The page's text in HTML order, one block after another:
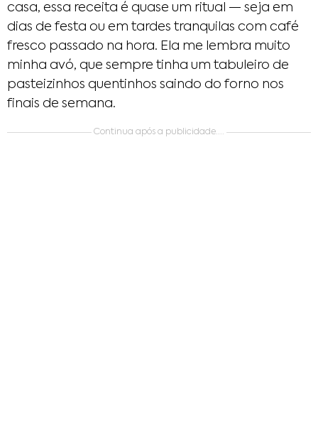
casa, essa receita é quase um ritual — seja em
dias de festa ou em tardes tranquilas com café
fresco passado na hora. Ela me lembra muito
minha avó, que sempre tinha um tabuleiro de
pasteizinhos quentinhos saindo do forno nos
finais de semana.
Continua após a publicidade....